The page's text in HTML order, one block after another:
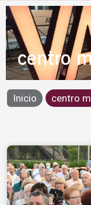
centro
Inicio centro